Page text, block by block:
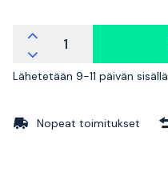
Lähetetään 9-11 päivän sisällä
Nopeat toimitukset